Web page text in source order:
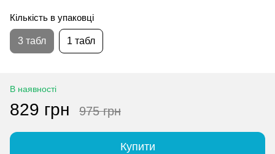
Кількість в упаковці
3 табл 1 табл
В наявності
829 грн 975 грн
Купити